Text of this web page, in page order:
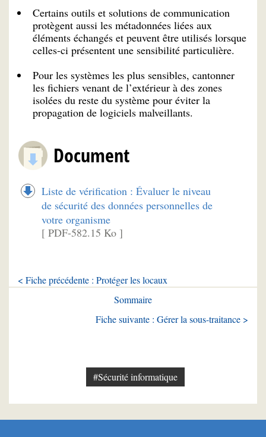
Certains outils et solutions de communication
protègent aussi les métadonnées liées aux
éléments échangés et peuvent être utilisés lorsque
celles-ci présentent une sensibilité particulière.
Pour les systèmes les plus sensibles, cantonner
les fichiers venant de l’extérieur à des zones
isolées du reste du système pour éviter la
propagation de logiciels malveillants.
Document
Liste de vérification : Évaluer le niveau
de sécurité des données personnelles de
votre organisme
[ PDF-582.15 Ko ]
< Fiche précédente : Protéger les locaux
Sommaire
Fiche suivante : Gérer la sous-traitance >
#Sécurité informatique